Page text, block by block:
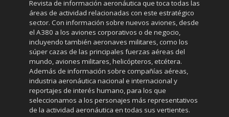
Revista de información aeronáutica que toca todas las
áreas de actividad relacionadas con este estratégico
sector. Con información sobre nuevos aviones, desde
el A380 a los aviones corporativos o de negocio,
incluyendo también aeronaves militares, como los
súper cazas de las principales fuerzas aéreas del
mundo, aviones militares, helicópteros, etcétera.
Además de información sobre compañías aéreas,
industria aeronáutica nacional e internacional y
reportajes de interés humano, para los que
seleccionamos a los personajes más representativos
de la actividad aeronáutica en todas sus vertientes.